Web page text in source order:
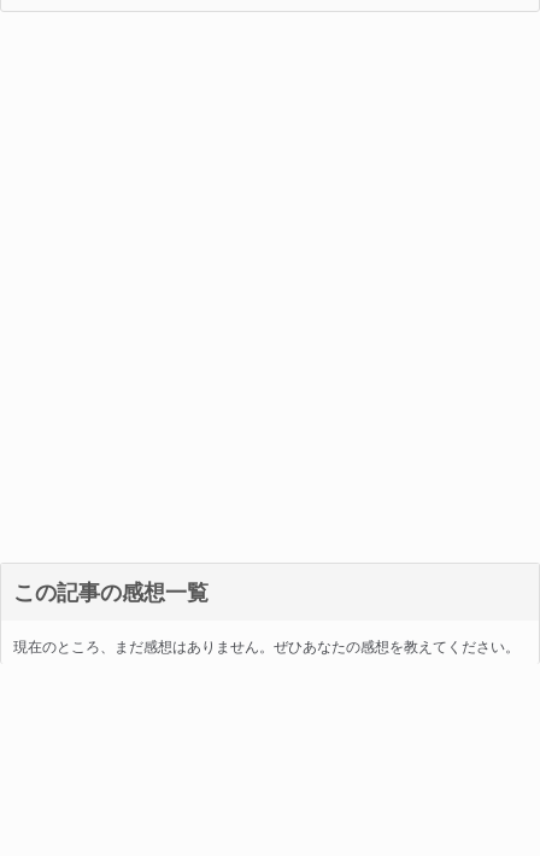
この記事の感想一覧
現在のところ、まだ感想はありません。ぜひあなたの感想を教えてください。